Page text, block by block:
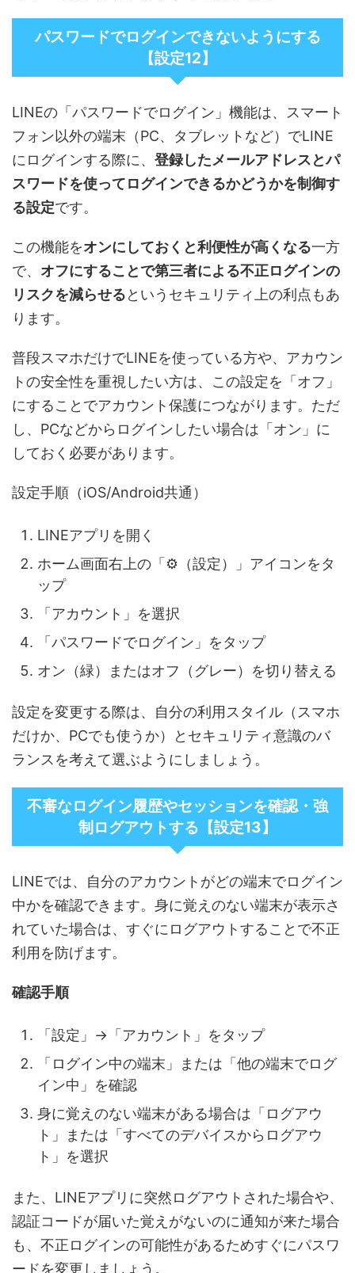
パスワードでログインできないようにする
【設定12】
LINEの「パスワードでログイン」機能は、スマート
フォン以外の端末（PC、タブレットなど）でLINE
にログインする際に、 登録したメールアドレスとパ
スワードを使ってログインできるかどうかを制御す
る設定です。
この機能をオンにしておくと利便性が高くなる一方
で、 オフにすることで第三者による不正ログインの
リスクを減らせるというセキュリティ上の利点もあ
ります。
普段スマホだけでLINEを使っている方や、アカウン
トの安全性を重視したい方は、この設定を「オフ」
にすることでアカウント保護につながります。ただ
し、PCなどからログインしたい場合は「オン」に
しておく必要があります。
設定手順（iOS/Android共通）
LINEアプリを開く
ホーム画面右上の「⚙（設定）」アイコンをタ
ップ
「アカウント」を選択
「パスワードでログイン」をタップ
オン（緑）またはオフ（グレー）を切り替える
設定を変更する際は、自分の利用スタイル（スマホ
だけか、PCでも使うか）とセキュリティ意識のバ
ランスを考えて選ぶようにしましょう。
不審なログイン履歴やセッションを確認・強
制ログアウトする【設定13】
LINEでは、自分のアカウントがどの端末でログイン
中かを確認できます。身に覚えのない端末が表示さ
れていた場合は、すぐにログアウトすることで不正
利用を防げます。
確認手順
「設定」→「アカウント」をタップ
「ログイン中の端末」または「他の端末でログ
イン中」を確認
身に覚えのない端末がある場合は「ログアウ
ト」または「すべてのデバイスからログアウ
ト」を選択
また、LINEアプリに突然ログアウトされた場合や、
認証コードが届いた覚えがないのに通知が来た場合
も、不正ログインの可能性があるためすぐにパスワ
ードを変更しましょう。